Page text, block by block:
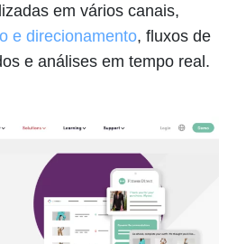
em vários canais,
e direcionamento, fluxos de
e análises em tempo real.